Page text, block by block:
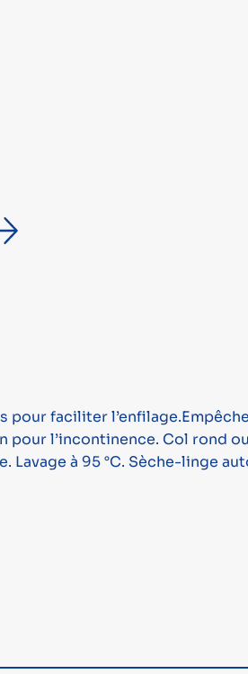
faciliter
l’incontinence. Col rond
à 95 °C. Sèche-linge